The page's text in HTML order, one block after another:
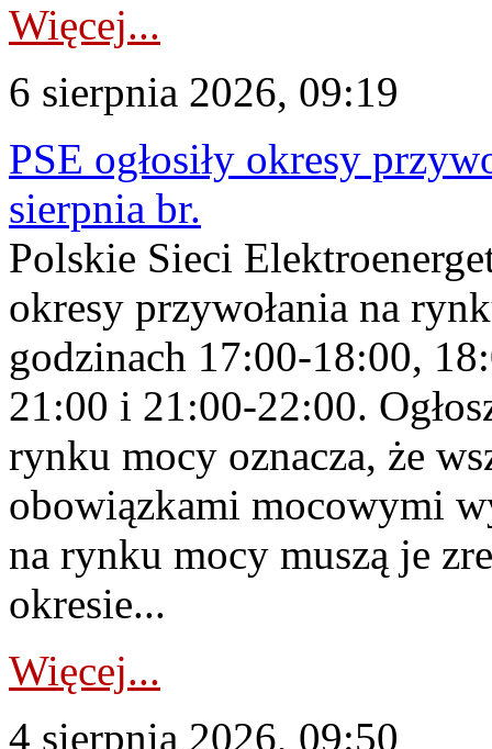
Więcej...
6 sierpnia 2026, 09:19
PSE ogłosiły okresy
sierpnia br.
Polskie Sieci
okresy przywołania na
godzinach 17:00-18:00,
21:00 i 21:00-22:00.
rynku mocy oznacza, że
obowiązkami mocowymi
na rynku mocy muszą je
okresie...
Więcej...
4 sierpnia 2026, 09:50